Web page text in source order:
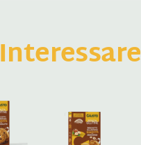
Interessare